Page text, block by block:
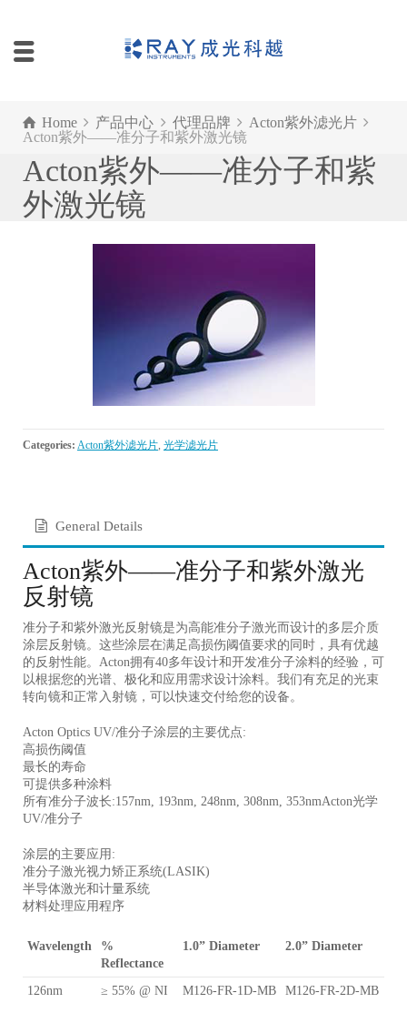
Home 产品中心 代理品牌
Acton紫外滤光片
Acton紫外——准分子和紫外激光镜
Acton紫外——准分子和紫
外激光镜
Categories: Acton紫外滤光片, 光学滤光片
General Details
Acton紫外——准分子和紫外激光
反射镜
准分子和紫外激光反射镜是为高能准分子激光而设计的多层介质
涂层反射镜。这些涂层在满足高损伤阈值要求的同时，具有优越
的反射性能。Acton拥有40多年设计和开发准分子涂料的经验，可
以根据您的光谱、极化和应用需求设计涂料。我们有充足的光束
转向镜和正常入射镜，可以快速交付给您的设备。
Acton Optics UV/准分子涂层的主要优点:
高损伤阈值
最长的寿命
可提供多种涂料
所有准分子波长:157nm, 193nm, 248nm, 308nm, 353nmActon光学
UV/准分子
涂层的主要应用:
准分子激光视力矫正系统(LASIK)
半导体激光和计量系统
材料处理应用程序
Wavelength
%
Reflectance
1.0” Diameter 2.0” Diameter
126nm ≥ 55% @ NI M126-FR-1D-MB M126-FR-2D-MB